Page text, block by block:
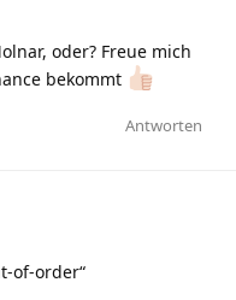
oder? Freue mich
bekommt
Antworten
of-order“